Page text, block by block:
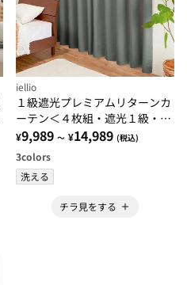
iellio
１級遮光プレミアムリターンカ
ーテン＜４枚組・遮光１級・無
地・洗える・形状記憶加工・新
生活・イージーオーダー＞
¥9,989 ～ ¥14,989 (税込)
3colors
洗える
チラ見をする